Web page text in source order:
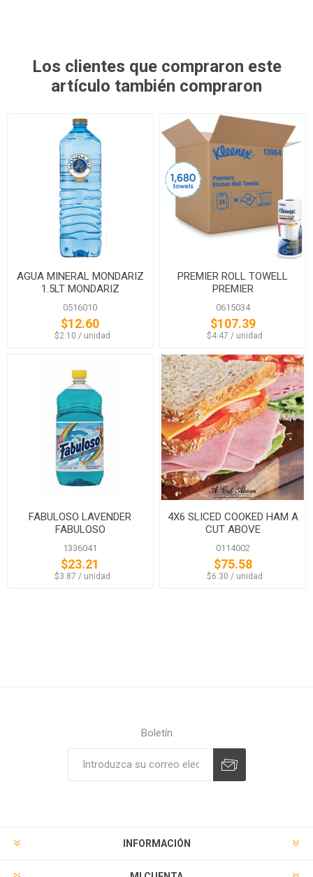
Los clientes que compraron este
artículo también compraron
AGUA MINERAL MONDARIZ
1.5LT MONDARIZ
0516010
$12.60
‏‏‎ ‎‏‏‎ ‎$2.10 / unidad
PREMIER ROLL TOWELL
PREMIER
0615034
$107.39
‏‏‎ ‎‏‏‎ ‎$4.47 / unidad
FABULOSO LAVENDER
FABULOSO
1336041
$23.21
‏‏‎ ‎‏‏‎ ‎$3.87 / unidad
4X6 SLICED COOKED HAM A
CUT ABOVE
0114002
$75.58
‏‏‎ ‎‏‏‎ ‎$6.30 / unidad
Boletín
INFORMACIÓN